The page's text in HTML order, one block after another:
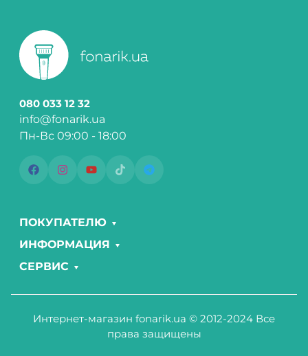
080 033 12 32
info@fonarik.ua
Пн-Вс 09:00 - 18:00
ПОКУПАТЕЛЮ
ИНФОРМАЦИЯ
СЕРВИС
Интернет-магазин fonarik.ua © 2012-2024 Все
права защищены